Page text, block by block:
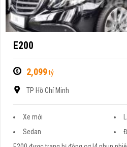
E200
2,099tỷ
TP Hồ Chí Minh
Xe mới
Sedan